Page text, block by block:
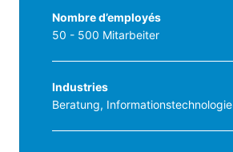
Nombre d’employés
50 - 500 Mitarbeiter
Industries
Beratung, Informationstechnologie